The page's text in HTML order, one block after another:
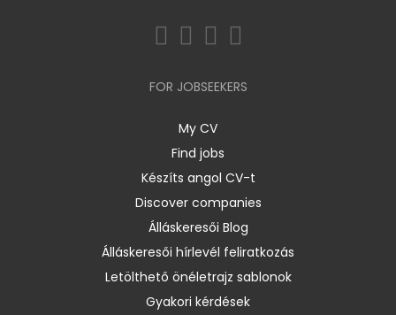
FOR JOBSEEKERS
My CV
Find jobs
Készíts angol CV-t
Discover companies
Álláskeresői Blog
Álláskeresői hírlevél feliratkozás
Letölthető önéletrajz sablonok
Gyakori kérdések